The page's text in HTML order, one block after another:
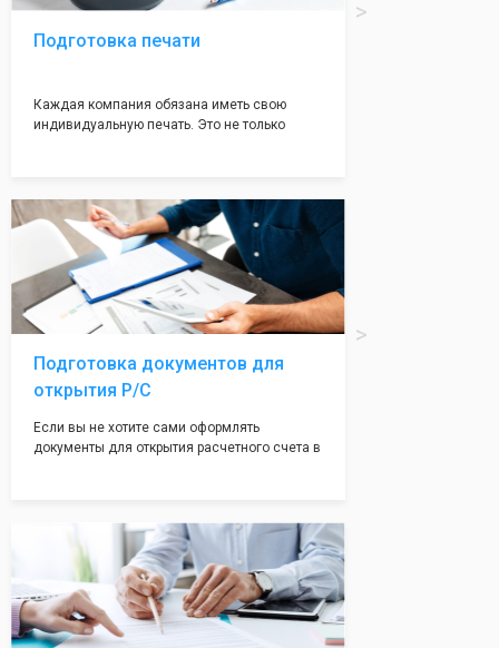
Подготовка печати
Каждая компания обязана иметь свою
индивидуальную печать. Это не только
вам поможем с помощью изготовления
печати по индивидуальному эскизу, который
Вы выберете сами из нашего каталога.
Подготовка документов для
открытия Р/С
Если вы не хотите сами оформлять
документы для открытия расчетного счета в
открытия счета, с минимальным затратом
вашего времени и сил!